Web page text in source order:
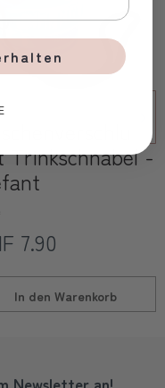
Trinkschnabel -
7.90
In den Warenkorb